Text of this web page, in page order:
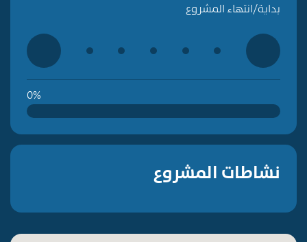
بداية/انتهاء المشروع
0%
نشاطات المشروع